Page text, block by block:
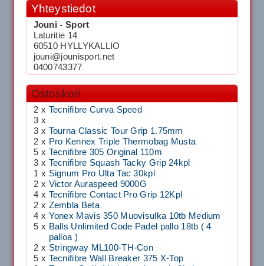
Yhteystiedot
Jouni - Sport
Laturitie 14
60510 HYLLYKALLIO
jouni@jounisport.net
0400743377
Ostoskori
2 x Tecnifibre Curva Speed
3 x
3 x Tourna Classic Tour Grip 1.75mm
2 x Pro Kennex Triple Thermobag Musta
5 x Tecnifibre 305 Original 110m
3 x Tecnifibre Squash Tacky Grip 24kpl
1 x Signum Pro Ulta Tac 30kpl
2 x Victor Auraspeed 9000G
4 x Tecnifibre Contact Pro Grip 12Kpl
2 x Zembla Beta
4 x Yonex Mavis 350 Muovisulka 10tb Medium
5 x Balls Unlimited Code Padel pallo 18tb ( 4
palloa )
2 x Stringway ML100-TH-Con
5 x Tecnifibre Wall Breaker 375 X-Top